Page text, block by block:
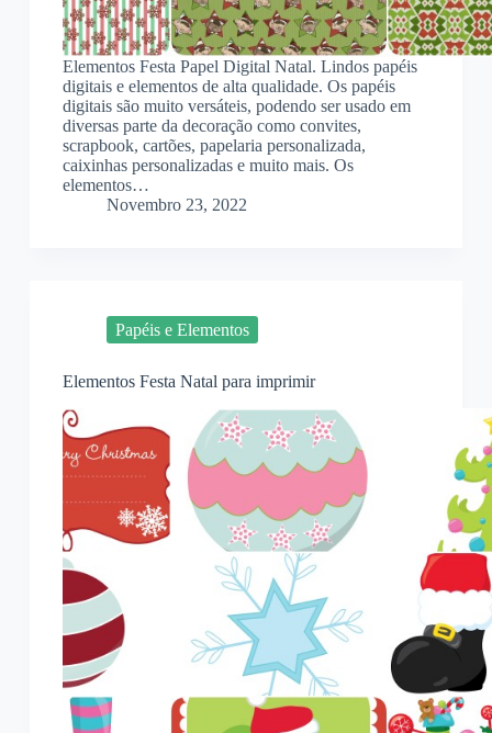
Elementos Festa Papel Digital Natal. Lindos papéis
digitais e elementos de alta qualidade. Os papéis
digitais são muito versáteis, podendo ser usado em
diversas parte da decoração como convites,
scrapbook, cartões, papelaria personalizada,
caixinhas personalizadas e muito mais. Os
elementos…
Novembro 23, 2022
Papéis e Elementos
Elementos Festa Natal para imprimir